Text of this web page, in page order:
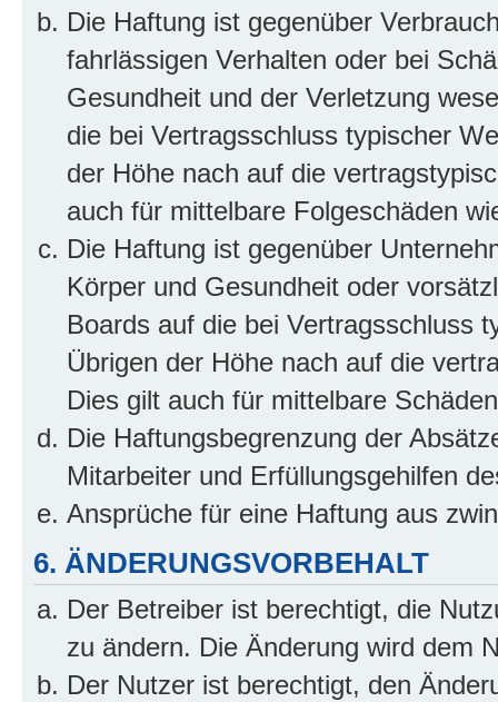
Die Haftung ist gegenüber
fahrlässigen Verhalten oder bei
Gesundheit und der Verletzung
die bei Vertragsschluss typischer
der Höhe nach auf die
auch für mittelbare Folgeschäden
Die Haftung ist gegenüber
Körper und Gesundheit oder
Boards auf die bei Vertragsschluss
Übrigen der Höhe nach auf die
Dies gilt auch für mittelbare
Die Haftungsbegrenzung der
Mitarbeiter und Erfüllungsgehilfen
Ansprüche für eine Haftung aus
6. ÄNDERUNGSVORBEHALT
Der Betreiber ist berechtigt, die
zu ändern. Die Änderung wird dem
Der Nutzer ist berechtigt, den